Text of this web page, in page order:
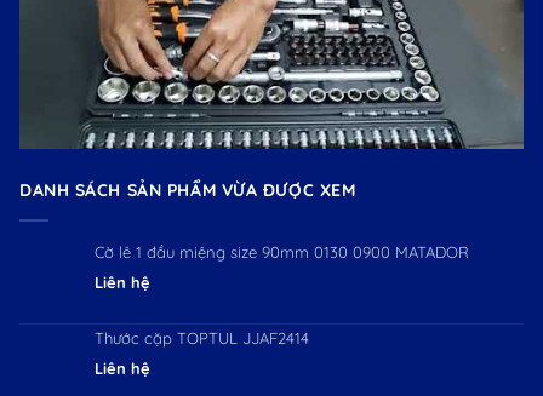
DANH SÁCH SẢN PHẨM VỪA ĐƯỢC XEM
Cờ lê 1 đầu miệng size 90mm 0130 0900 MATADOR
Liên hệ
Thước cặp TOPTUL JJAF2414
Liên hệ